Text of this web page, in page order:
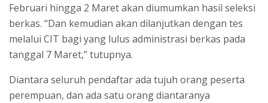
Februari hingga 2 Maret akan diumumkan hasil seleksi
berkas. “Dan kemudian akan dilanjutkan dengan tes
melalui CIT bagi yang lulus administrasi berkas pada
tanggal 7 Maret,” tutupnya.
Diantara seluruh pendaftar ada tujuh orang peserta
perempuan, dan ada satu orang diantaranya